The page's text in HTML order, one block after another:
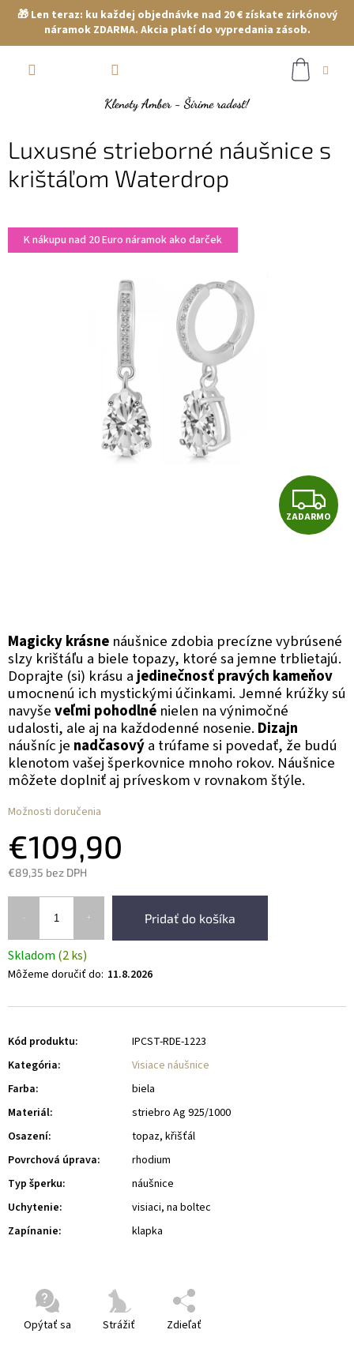
🎁 Len teraz: ku každej objednávke nad 20 € získate zirkónový
náramok ZDARMA. Akcia platí do vypredania zásob.
Luxusné strieborné náušnice s
krištáľom Waterdrop
K nákupu nad 20 Euro náramok ako darček
Z
A
R
M
O
ZADARMO
€109,90
€89,35 bez DPH
Pridať do košíka
Skladom (2 ks)
Môžeme doručiť do: 11.8.2026
Možnosti doručenia
Magicky krásne náušnice zdobia precízne vybrúsené
slzy krištáľu a biele topazy, ktoré sa jemne trblietajú.
Doprajte (si) krásu a jedinečnosť pravých kameňov
umocnenú ich mystickými účinkami. Jemné krúžky sú
navyševeľmi pohodlné nielen na výnimočné
udalosti, ale aj na každodenné nosenie. Dizajn
náušníc je nadčasovýa trúfame si povedať, že budú
klenotom vašej šperkovnice mnoho rokov. Náušnice
môžete doplniť aj príveskom v rovnakom štýle.
Opýtať sa Strážiť Zdieľať
Kód produktu:
IPCST-RDE-1223
Kategória:
Visiace náušnice
Farba:
biela
Materiál:
striebro Ag 925/1000
Osazení:
topaz, křišťál
Povrchová úprava:
rhodium
Typ šperku:
náušnice
Uchytenie:
visiaci, na boltec
Zapínanie: klapka